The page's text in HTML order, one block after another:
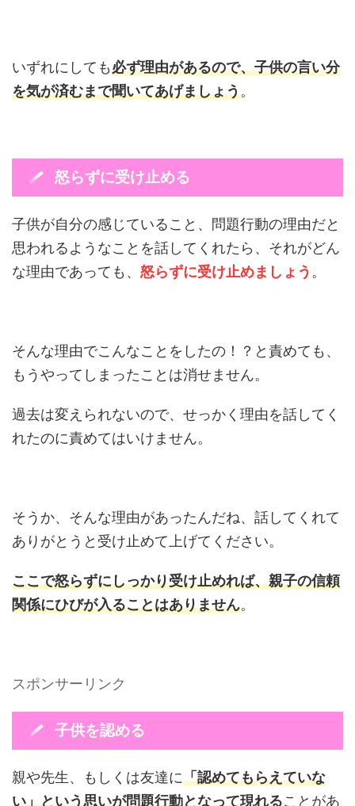
いずれにしても必ず理由があるので、子供の言い分
を気が済むまで聞いてあげましょう。
怒らずに受け止める
子供が自分の感じていること、問題行動の理由だと
思われるようなことを話してくれたら、それがどん
な理由であっても、 怒らずに受け止めましょう 。
そんな理由でこんなことをしたの！？と責めても、
もうやってしまったことは消せません。
過去は変えられないので、せっかく理由を話してく
れたのに責めてはいけません。
そうか、そんな理由があったんだね、話してくれて
ありがとうと受け止めて上げてください。
ここで怒らずにしっかり受け止めれば、親子の信頼
関係にひびが入ることはありません。
スポンサーリンク
子供を認める
親や先生、もしくは友達に「認めてもらえていな
い」という思いが問題行動となって現れることがあ